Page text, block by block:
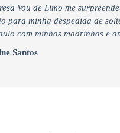
Vou de Limo me
para minha despedida de
com minhas madrinhas e
Santos